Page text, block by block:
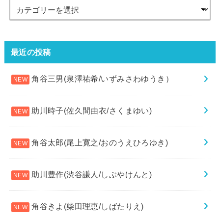
最近の投稿
角谷三男(泉澤祐希/いずみさわゆうき）
助川時子(佐久間由衣/さくまゆい)
角谷太郎(尾上寛之/おのうえひろゆき)
助川豊作(渋谷謙人/しぶやけんと)
角谷きよ(柴田理恵/しばたりえ)